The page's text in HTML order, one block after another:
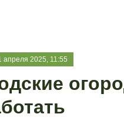
апреля 2025, 11:55